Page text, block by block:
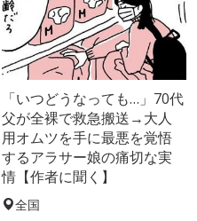
「いつどうなっても…」70代
父が全裸で救急搬送→大人
用オムツを手に最悪を覚悟
するアラサー娘の痛切な実
情【作者に聞く】
全国